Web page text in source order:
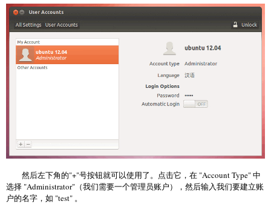
然后左下角的"+"号按钮就可以使用了。点击它，在 "Account Type" 中
选择 "Administrator"（我们需要一个管理员账户），然后输入我们要建立账
户的名字，如 "test" 。